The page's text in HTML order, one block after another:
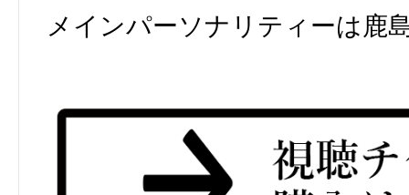
メインパーソナリティーは鹿